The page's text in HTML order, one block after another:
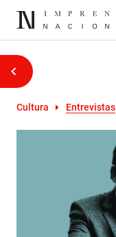
Cultura Entrevistas